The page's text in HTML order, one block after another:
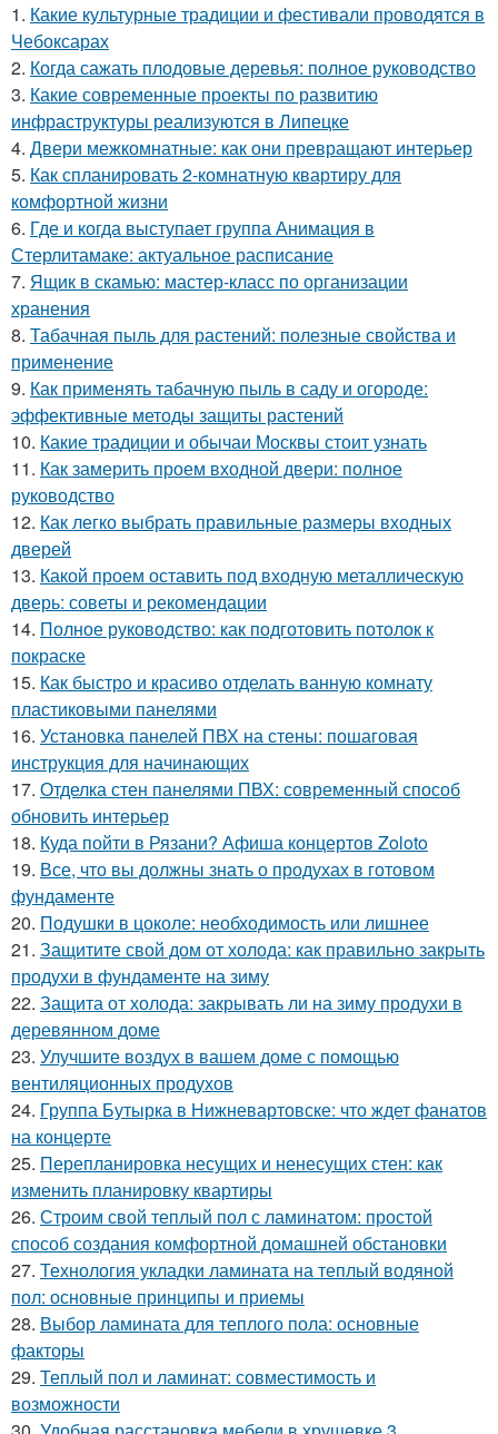
1. Какие культурные традиции и фестивали проводятся в
Чебоксарах
2. Когда сажать плодовые деревья: полное руководство
3. Какие современные проекты по развитию
инфраструктуры реализуются в Липецке
4. Двери межкомнатные: как они превращают интерьер
5. Как спланировать 2-комнатную квартиру для
комфортной жизни
6. Где и когда выступает группа Анимация в
Стерлитамаке: актуальное расписание
7. Ящик в скамью: мастер-класс по организации
хранения
8. Табачная пыль для растений: полезные свойства и
применение
9. Как применять табачную пыль в саду и огороде:
эффективные методы защиты растений
10. Какие традиции и обычаи Москвы стоит узнать
11. Как замерить проем входной двери: полное
руководство
12. Как легко выбрать правильные размеры входных
дверей
13. Какой проем оставить под входную металлическую
дверь: советы и рекомендации
14. Полное руководство: как подготовить потолок к
покраске
15. Как быстро и красиво отделать ванную комнату
пластиковыми панелями
16. Установка панелей ПВХ на стены: пошаговая
инструкция для начинающих
17. Отделка стен панелями ПВХ: современный способ
обновить интерьер
18. Куда пойти в Рязани? Афиша концертов Zoloto
19. Все, что вы должны знать о продухах в готовом
фундаменте
20. Подушки в цоколе: необходимость или лишнее
21. Защитите свой дом от холода: как правильно закрыть
продухи в фундаменте на зиму
22. Защита от холода: закрывать ли на зиму продухи в
деревянном доме
23. Улучшите воздух в вашем доме с помощью
вентиляционных продухов
24. Группа Бутырка в Нижневартовске: что ждет фанатов
на концерте
25. Перепланировка несущих и ненесущих стен: как
изменить планировку квартиры
26. Строим свой теплый пол с ламинатом: простой
способ создания комфортной домашней обстановки
27. Технология укладки ламината на теплый водяной
пол: основные принципы и приемы
28. Выбор ламината для теплого пола: основные
факторы
29. Теплый пол и ламинат: совместимость и
возможности